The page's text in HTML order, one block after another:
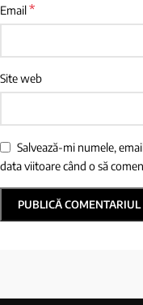
Email*
Site web
Salvează-mi numele,
data viitoare când o să